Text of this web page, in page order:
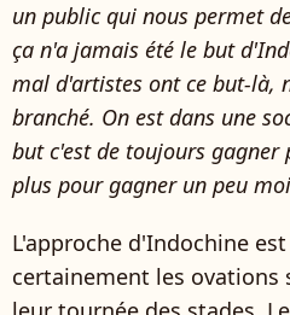
un public qui nous permet
ça n'a jamais été le but
mal d'artistes ont ce but-là,
branché. On est dans une
but c'est de toujours
plus pour gagner un peu
L'approche d'Indochine
certainement les ovations